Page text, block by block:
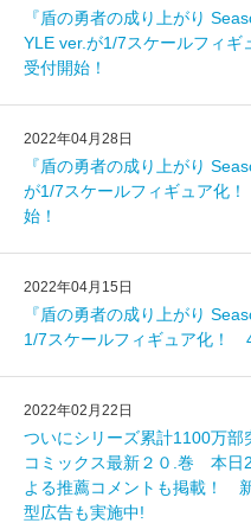
『盾の勇者の成り上がり
YLE ver.が1/7スケールフィ
受付開始！
2022年04月28日
『盾の勇者の成り上がり
が1/7スケールフィギュア化
始！
2022年04月15日
『盾の勇者の成り上がり
1/7スケールフィギュア化！
2022年02月22日
ついにシリーズ累計1100万部
コミックス最新２０.巻 本
よる推薦コメントも掲載！
型広告も実施中!